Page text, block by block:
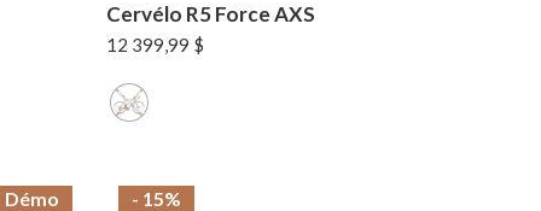
Cervélo R5 Force AXS
12 399,99 $
Démo - 15%